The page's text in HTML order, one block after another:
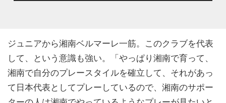
ジュニアから湘南ベルマーレ一筋。このクラブを代表
して、という意識も強い。「やっぱり湘南で育って、
湘南で自分のプレースタイルを確立して、それがあっ
て日本代表としてプレーしているので、湘南のサポー